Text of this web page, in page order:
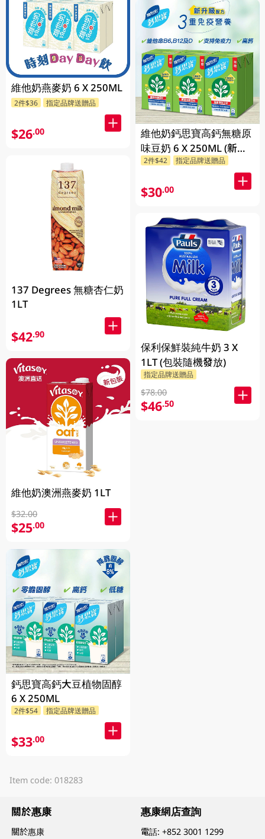
維他奶燕麥奶 6 X 250ML
2件$36 指定品牌送贈品
$26.00
137 Degrees 無糖杏仁奶
1LT
$42.90
維他奶澳洲燕麥奶 1LT
$32.00
$25.00
鈣思寶高鈣大豆植物固醇
6 X 250ML
2件$54 指定品牌送贈品
$33.00
維他奶鈣思寶高鈣無糖原
味豆奶 6 X 250ML (新舊
包裝隨機發貨)
2件$42 指定品牌送贈品
$30.00
保利保鮮裝純牛奶 3 X
1LT (包裝隨機發放)
指定品牌送贈品
$78.00
$46.50
Item code: 018283
關於惠康
關於惠康
惠康網店查詢
電話:+852 3001 1299